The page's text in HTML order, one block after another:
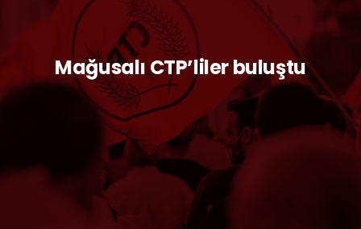
Mağusalı CTP’liler buluştu